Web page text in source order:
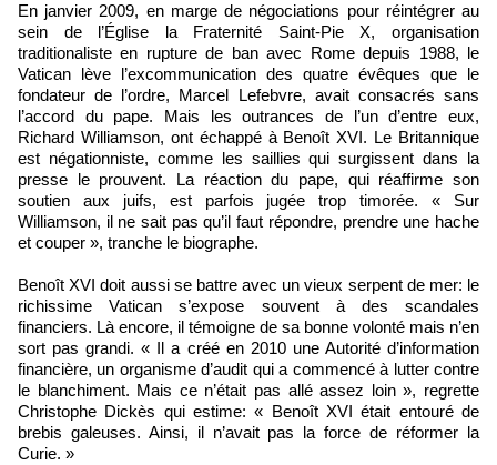
En janvier 2009, en marge de négociations pour réintégrer au
sein de l’Église la Fraternité Saint-Pie X, organisation
traditionaliste en rupture de ban avec Rome depuis 1988, le
Vatican lève l’excommunication des quatre évêques que le
fondateur de l’ordre, Marcel Lefebvre, avait consacrés sans
l’accord du pape. Mais les outrances de l’un d’entre eux,
Richard Williamson, ont échappé à Benoît XVI. Le Britannique
est négationniste, comme les saillies qui surgissent dans la
presse le prouvent. La réaction du pape, qui réaffirme son
soutien aux juifs, est parfois jugée trop timorée. « Sur
Williamson, il ne sait pas qu’il faut répondre, prendre une hache
et couper », tranche le biographe.
Benoît XVI doit aussi se battre avec un vieux serpent de mer: le
richissime Vatican s’expose souvent à des scandales
financiers. Là encore, il témoigne de sa bonne volonté mais n’en
sort pas grandi. « Il a créé en 2010 une Autorité d’information
financière, un organisme d’audit qui a commencé à lutter contre
le blanchiment. Mais ce n’était pas allé assez loin », regrette
Christophe Dickès qui estime: « Benoît XVI était entouré de
brebis galeuses. Ainsi, il n’avait pas la force de réformer la
Curie. »